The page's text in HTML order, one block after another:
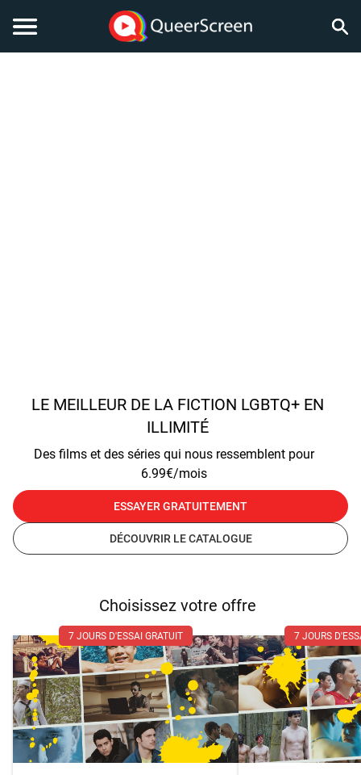
LE MEILLEUR DE LA FICTION LGBTQ+ EN
ILLIMITÉ
Des films et des séries qui nous ressemblent pour
6.99€/mois
ESSAYER GRATUITEMENT
DÉCOUVRIR LE CATALOGUE
Choisissez votre offre
7 JOURS D'ESSAI GRATUIT 7 JOURS